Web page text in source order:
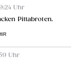
Uhr
Pittabroten.
Uhr